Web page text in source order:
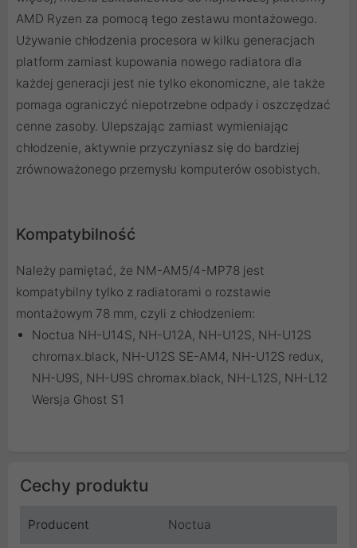
AMD Ryzen za pomocą tego zestawu montażowego.
Używanie chłodzenia procesora w kilku generacjach
platform zamiast kupowania nowego radiatora dla
każdej generacji jest nie tylko ekonomiczne, ale także
pomaga ograniczyć niepotrzebne odpady i oszczędzać
cenne zasoby. Ulepszając zamiast wymieniając
chłodzenie, aktywnie przyczyniasz się do bardziej
zrównoważonego przemysłu komputerów osobistych.
Kompatybilność
Należy pamiętać, że NM-AM5/4-MP78 jest
kompatybilny tylko z radiatorami o rozstawie
montażowym 78 mm, czyli z chłodzeniem:
Noctua NH-U14S, NH-U12A, NH-U12S, NH-U12S
chromax.black, NH-U12S SE-AM4, NH-U12S redux,
NH-U9S, NH-U9S chromax.black, NH-L12S, NH-L12
Wersja Ghost S1
Cechy produktu
Producent Noctua